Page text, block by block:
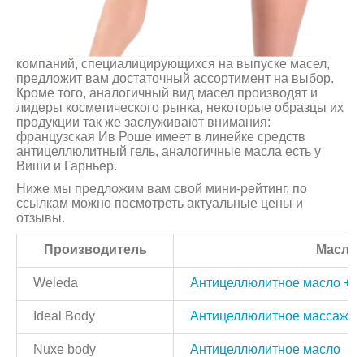
компаний, специалицирующихся на выпуске масел,
предложит вам достаточный ассортимент на выбор.
Кроме того, аналогичный вид масел производят и
лидеры косметического рынка, некоторые образцы их
продукции так же заслуживают внимания:
французская Ив Роше имеет в линейке средств
антицеллюлитный гель, аналогичные масла есть у
Виши и Гарньер.
Ниже мы предложим вам свой мини-рейтинг, по
ссылкам можно посмотреть актуальные цены и
отзывы.
Производитель Масло
Weleda Антицеллюлитное масло +
Ideal Body Антицеллюлитное
Nuxe body Антицеллюлитное масло